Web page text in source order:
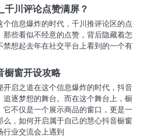
千川评论点赞满屏？
信息爆炸的时代，千川推评论区的点
些看似不经意的点赞，背后隐藏着怎
想起去年在社交平台上看到的一个有
橱窗开设攻略
启之道在这个信息爆炸的时代，抖音
逐梦想的舞台。而在这个舞台上，橱
不仅是一个展示商品的窗口，更是一
，如何开启属于自己的慧心抖音橱窗
业交流会上遇到